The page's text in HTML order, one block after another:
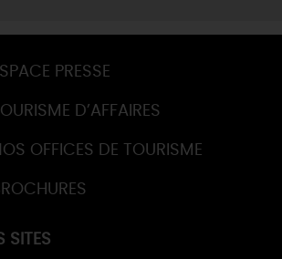
PRESSE
TOURISME D’AFFAIRES
OFFICES DE TOURISME
SITES